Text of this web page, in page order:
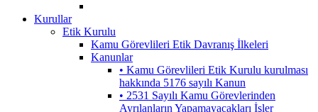
Kurullar
Etik Kurulu
Kamu Görevlileri Etik Davranış İlkeleri
Kanunlar
• Kamu Görevlileri Etik Kurulu kurulması
hakkında 5176 sayılı Kanun
• 2531 Sayılı Kamu Görevlerinden
Ayrılanların Yapamayacakları İşler